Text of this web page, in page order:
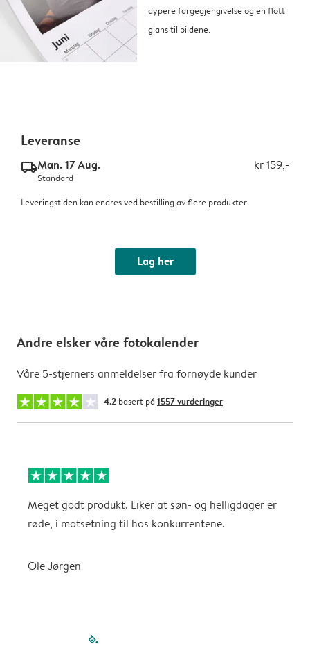
dypere fargegjengivelse og en flott
glans til bildene.
Leveranse
delivery_standard_v2Man. 17 Aug. kr 159,-
Standard
Leveringstiden kan endres ved bestilling av flere produkter.
Lag her
Andre elsker våre fotokalender
Våre 5-stjerners anmeldelser fra fornøyde kunder
4.2 basert på 1557 vurderinger
Meget godt produkt. Liker at søn- og helligdager er
røde, i motsetning til hos konkurrentene.
Ole Jørgen
filled-pagination